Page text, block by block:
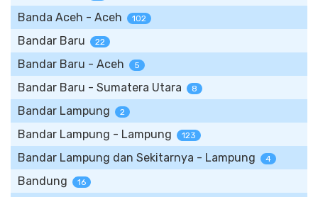
Banda Aceh - Aceh 102
Bandar Baru 22
Bandar Baru - Aceh 5
Bandar Baru - Sumatera Utara 8
Bandar Lampung 2
Bandar Lampung - Lampung 123
Bandar Lampung dan Sekitarnya - Lampung 4
Bandung 16